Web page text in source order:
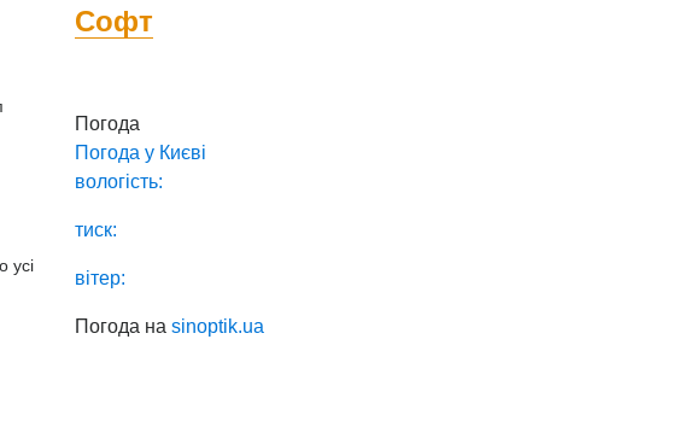
усі
Софт
Погода
Погода у Києві
вологість:
тиск:
вітер:
Погода наsinoptik.ua